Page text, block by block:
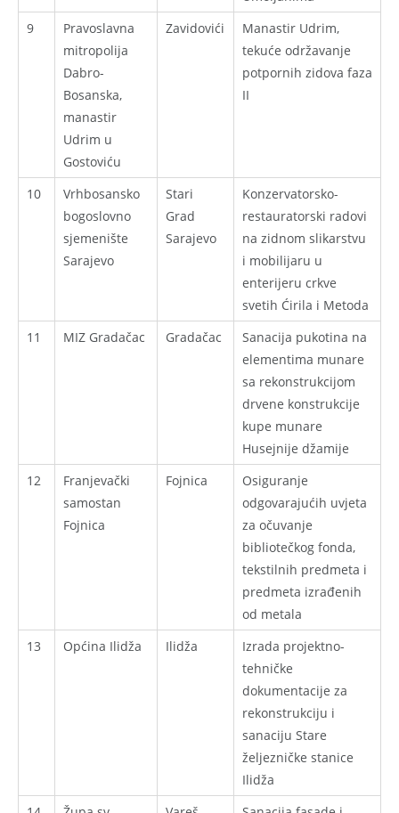
9
Pravoslavna
mitropolija
Dabro-
Bosanska,
manastir
Udrim u
Gostoviću
Zavidovići
Manastir Udrim,
tekuće održavanje
potpornih zidova faza
II
10
Vrhbosansko
bogoslovno
sjemenište
Sarajevo
Stari
Grad
Sarajevo
Konzervatorsko-
restauratorski radovi
na zidnom slikarstvu
i mobilijaru u
enterijeru crkve
svetih Ćirila i Metoda
11
MIZ Gradačac Gradačac
Sanacija pukotina na
elementima munare
sa rekonstrukcijom
drvene konstrukcije
kupe munare
Husejnije džamije
12
Franjevački
samostan
Fojnica
Fojnica
Osiguranje
odgovarajućih uvjeta
za očuvanje
bibliotečkog fonda,
tekstilnih predmeta i
predmeta izrađenih
od metala
13
Općina Ilidža Ilidža
Izrada projektno-
tehničke
dokumentacije za
rekonstrukciju i
sanaciju Stare
željezničke stanice
Ilidža